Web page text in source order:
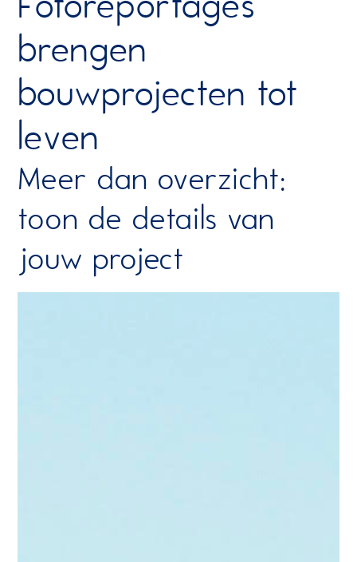
brengen
bouwprojecten tot
leven
Meer dan overzicht:
toon de details van
jouw project